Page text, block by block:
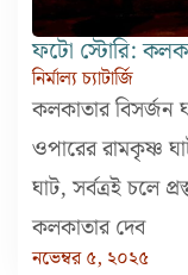
ফটো স্টোরি:
নির্মাল্য চ্যাটার্জি
কলকাতার বিসর্জন
ওপারের রামকৃষ্ণ
ঘাট, সর্বত্রই চলে
কলকাতার দেব
নভেম্বর ৫, ২০২৫